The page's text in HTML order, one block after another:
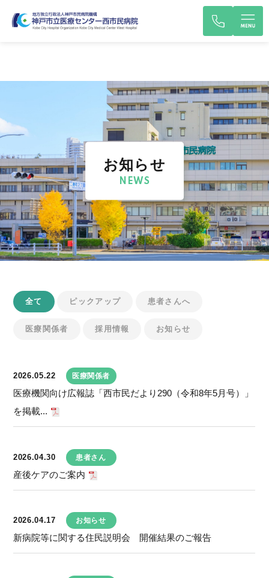
お知らせ
NEWS
全て ピックアップ 患者さんへ
医療関係者 採用情報 お知らせ
2026.05.22 医療関係者
医療機関向け広報誌「西市民だより290（令和8年5月号）」
を掲載...
2026.04.30 患者さん
産後ケアのご案内
2026.04.17 お知らせ
新病院等に関する住民説明会 開催結果のご報告